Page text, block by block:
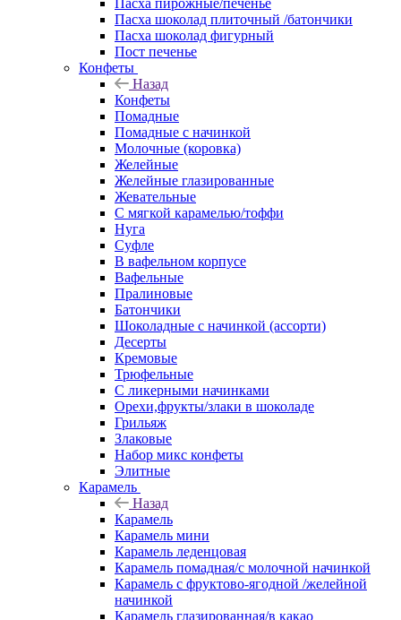
Пасха пирожные/печенье
Пасха шоколад плиточный /батончики
Пасха шоколад фигурный
Пост печенье
Конфеты
Назад
Конфеты
Помадные
Помадные с начинкой
Молочные (коровка)
Желейные
Желейные глазированные
Жевательные
С мягкой карамелью/тоффи
Нуга
Суфле
В вафельном корпусе
Вафельные
Пралиновые
Батончики
Шоколадные с начинкой (ассорти)
Десерты
Кремовые
Трюфельные
С ликерными начинками
Орехи,фрукты/злаки в шоколаде
Грильяж
Злаковые
Набор микс конфеты
Элитные
Карамель
Назад
Карамель
Карамель мини
Карамель леденцовая
Карамель помадная/с молочной начинкой
Карамель с фруктово-ягодной /желейной
начинкой
Карамель глазированная/в какао